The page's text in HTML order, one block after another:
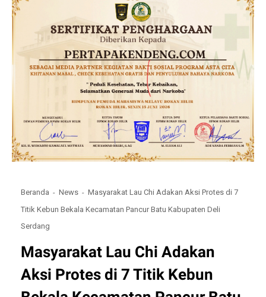
Beranda News
Masyarakat Lau Chi Adakan Aksi Protes di 7
Titik Kebun Bekala Kecamatan Pancur Batu Kabupaten Deli
Serdang
Masyarakat Lau Chi Adakan
Aksi Protes di 7 Titik Kebun